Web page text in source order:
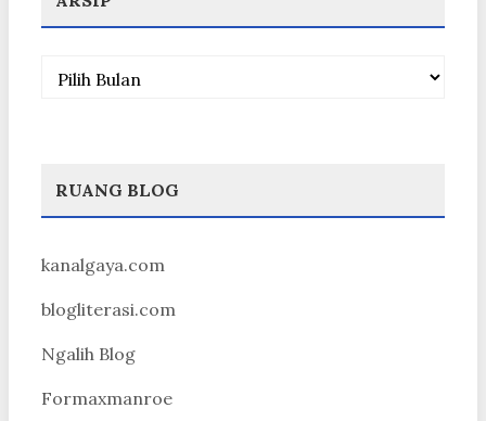
Arsip
RUANG BLOG
kanalgaya.com
blogliterasi.com
Ngalih Blog
Formaxmanroe